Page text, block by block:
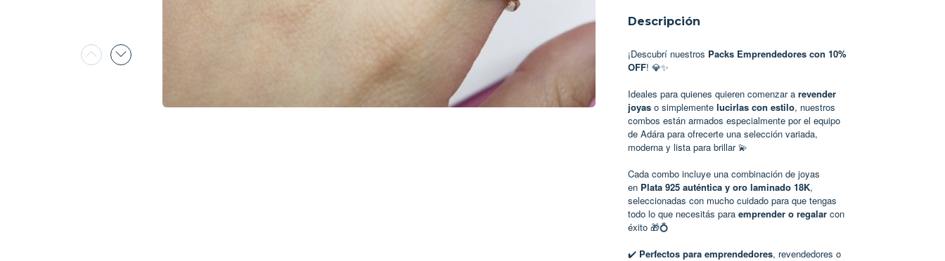
Descripción
¡Descubrí nuestros Packs Emprendedores con 10%
OFF! 💎✨
Ideales para quienes quieren comenzar a revender
joyas o simplemente lucirlas con estilo, nuestros
combos están armados especialmente por el equipo
de Adára para ofrecerte una selección variada,
moderna y lista para brillar 💫
Cada combo incluye una combinación de joyas
en Plata 925 auténtica y oro laminado 18K,
seleccionadas con mucho cuidado para que tengas
todo lo que necesitás para emprender o regalar con
éxito 🎁💍
✔️ Perfectos para emprendedores, revendedores o